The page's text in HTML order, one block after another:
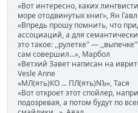
«Вот интересно, каких
море отодвинутых книг», Ян
«Впредь прошу помнить, что
ассоциаций, а для
это такое: ,,рулетке" —
сам совершил...», Марбол
«Ветхий Завет написан на
Vesle Anne
«МЛ(ять)КО ... ПЛ(ять)NЪ», Тася
«Вот откроет этот спойлер,
подозревая, а потом будут по